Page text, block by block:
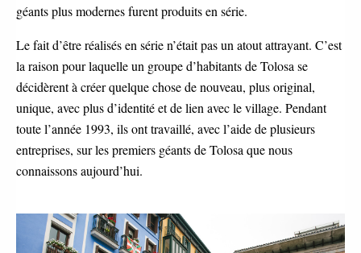
géants plus modernes furent produits en série.
Le fait d’être réalisés en série n’était pas un atout attrayant. C’est
la raison pour laquelle un groupe d’habitants de Tolosa se
décidèrent à créer quelque chose de nouveau, plus original,
unique, avec plus d’identité et de lien avec le village. Pendant
toute l’année 1993, ils ont travaillé, avec l’aide de plusieurs
entreprises, sur les premiers géants de Tolosa que nous
connaissons aujourd’hui.